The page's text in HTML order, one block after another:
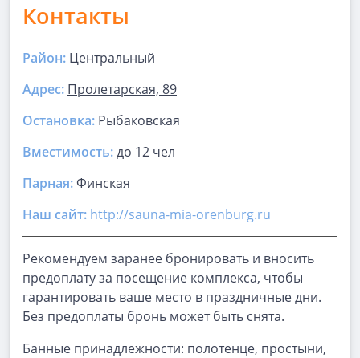
Контакты
Район: Центральный
Адрес: Пролетарская, 89
Остановка: Рыбаковская
Вместимость:до 12 чел
Парная:Финская
Наш сайт: http://sauna-mia-orenburg.ru
Рекомендуем заранее бронировать и вносить
предоплату за посещение комплекса, чтобы
гарантировать ваше место в праздничные дни.
Без предоплаты бронь может быть снята.
Банные принадлежности: полотенце, простыни,